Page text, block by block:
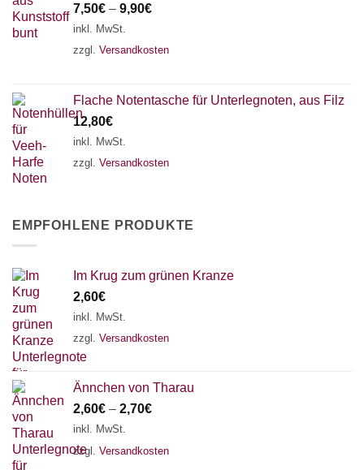
7,50€ – 9,90€
inkl. MwSt.
zzgl. Versandkosten
Flache Notentasche für Unterlegnoten, aus Filz
12,80€
inkl. MwSt.
zzgl. Versandkosten
EMPFOHLENE PRODUKTE
Im Krug zum grünen Kranze
2,60€
inkl. MwSt.
zzgl. Versandkosten
Ännchen von Tharau
2,60€ – 2,70€
inkl. MwSt.
zzgl. Versandkosten